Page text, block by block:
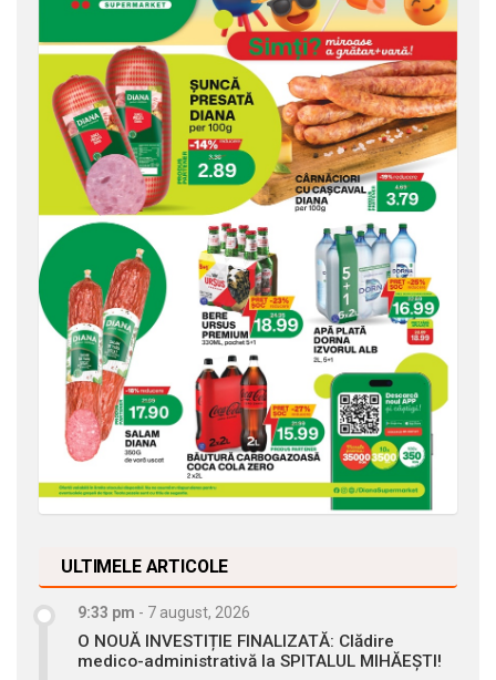
ULTIMELE ARTICOLE
9:33 pm - 7 august, 2026
O NOUĂ INVESTIȚIE FINALIZATĂ: Clădire
medico-administrativă la SPITALUL MIHĂEȘTI!